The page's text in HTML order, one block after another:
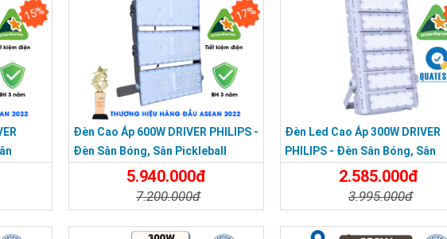
đèn led cao áp 800W tại Hoàng Quốc Bảo
15% 17%
Đèn Cao Áp 600W DRIVER PHILIPS -
Đèn Sân Bóng, Sân Pickleball
Module 600W5.940.000đ
7.200.000đ
Đèn Led Cao Áp 300W DRIVER
PHILIPS - Đèn Sân Bóng, Sân
Pickleball Module 300W
2.585.000đ
3.995.000đ